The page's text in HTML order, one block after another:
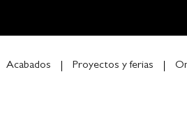
Acabados Proyectos y ferias